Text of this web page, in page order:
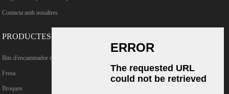
Contacta amb nosaltres
PRODUCTES
Bits d'encaminador rectes TCT
Fresa
Broques